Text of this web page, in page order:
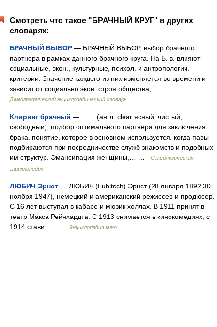
Смотреть что такое "БРАЧНЫЙ КРУГ" в других
словарях:
БРАЧНЫЙ BЫБOP — БРАЧНЫЙ BЫБOP, выбор брачного
партнера в рамках данного брачного круга. На Б. в. влияют
социальные, экон., культурные, психол. и антропологич.
критерии. Значение каждого из них изменяется во времени и
зависит от социально экон. строя общества,… …
Демографический энциклопедический словарь
Клиринг брачный — (англ. clear ясный, чистый,
свободный), подбор оптимального партнера для заключения
брака, понятие, которое в основном используется, когда пары
подбираются при посредничестве служб знакомств и подобных
им структур. Эмансипация женщины,… …
Сексологическая
энциклопедия
ЛЮБИЧ Эрнст — ЛЮБИЧ (Lubitsch) Эрнст (28 января 1892 30
ноября 1947), немецкий и американский режиссер и продюсер.
С 16 лет выступал в кабаре и мюзик холлах. В 1911 принят в
театр Макса Рейнхардта. С 1913 снимается в кинокомедиях, с
1914 ставит… …
Энциклопедия кино